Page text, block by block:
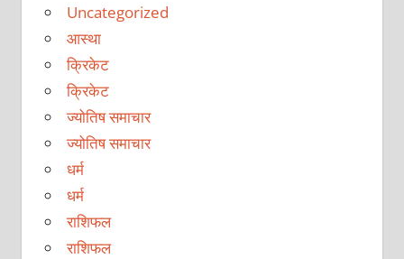
Uncategorized
आस्था
क्रिकेट
क्रिकेट
ज्योतिष समाचार
ज्योतिष समाचार
धर्म
धर्म
राशिफल
राशिफल